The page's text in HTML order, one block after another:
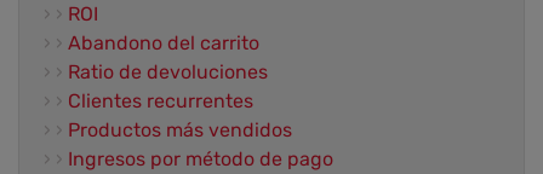
› › ROI
› › Abandono del carrito
› › Ratio de devoluciones
› › Clientes recurrentes
› › Productos más vendidos
› › Ingresos por método de pago